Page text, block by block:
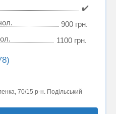
✔️
900 грн.
1100 грн.
70/15 р-н. Подільський